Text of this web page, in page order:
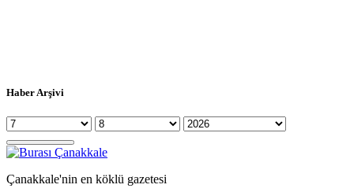
Haber Arşivi
Çanakkale'nin en köklü gazetesi